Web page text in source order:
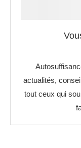
actualités,
tout ceux qui